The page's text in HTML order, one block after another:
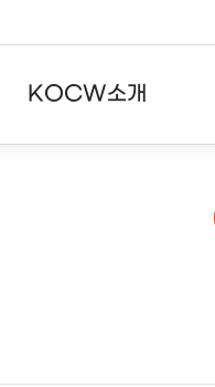
KOCW소개